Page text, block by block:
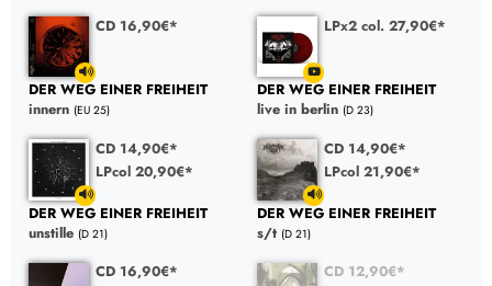
CD 16,90€*
DER WEG EINER FREIHEIT
innern (EU 25)
LPx2 col. 27,90€*
DER WEG EINER FREIHEIT
live in berlin (D 23)
CD 14,90€*
LPcol 20,90€*
DER WEG EINER FREIHEIT
unstille (D 21)
CD 14,90€*
LPcol 21,90€*
DER WEG EINER FREIHEIT
s/t (D 21)
CD 16,90€*
CD 12,90€*